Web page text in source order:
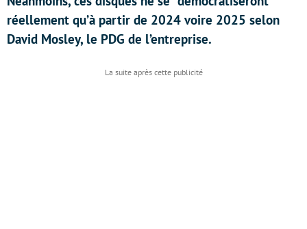
réellement qu’à partir de 2024 voire 2025 selon
David Mosley, le PDG de l’entreprise.